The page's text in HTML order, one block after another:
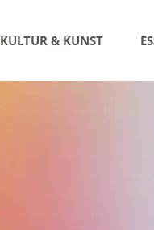
KULTUR & KUNST